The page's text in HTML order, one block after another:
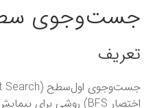
جست‌و‌جوی
تعریف
اختصار BFS) روشی برای پیمایش گراف است که بعد از